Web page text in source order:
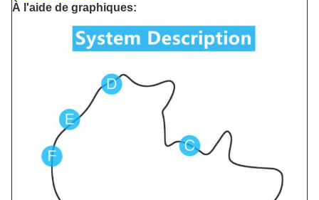
À l'aide de graphiques: